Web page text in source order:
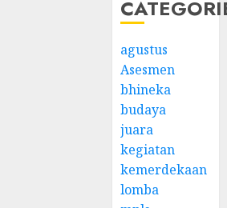
agustus
Asesmen
bhineka
budaya
juara
kegiatan
kemerdekaan
lomba